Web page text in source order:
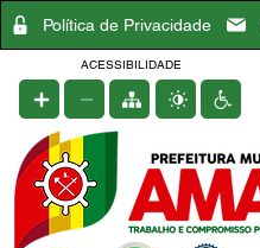
Política de Privacidade
ACESSIBILIDADE